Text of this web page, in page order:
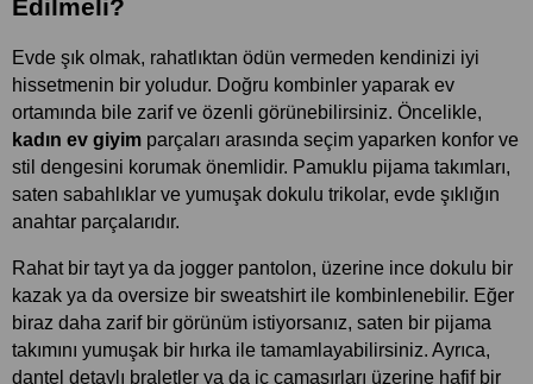
Edilmeli?
Evde şık olmak, rahatlıktan ödün vermeden kendinizi iyi
hissetmenin bir yoludur. Doğru kombinler yaparak ev
kadın ev giyim parçaları arasında seçim yaparken konfor ve
stil dengesini korumak önemlidir. Pamuklu pijama takımları,
saten sabahlıklar ve yumuşak dokulu trikolar, evde şıklığın
anahtar parçalarıdır.
Rahat bir tayt ya da jogger pantolon, üzerine ince dokulu bir
kazak ya da oversize bir sweatshirt ile kombinlenebilir. Eğer
biraz daha zarif bir görünüm istiyorsanız, saten bir pijama
takımını yumuşak bir hırka ile tamamlayabilirsiniz. Ayrıca,
dantel detaylı braletler ya da iç çamaşırları üzerine hafif bir